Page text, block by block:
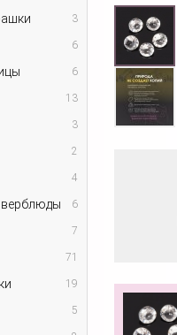
3
6
6
13
3
2
4
6
7
71
19
5